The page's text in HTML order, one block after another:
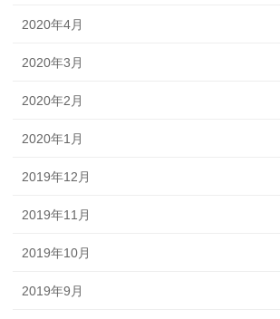
2020年4月
2020年3月
2020年2月
2020年1月
2019年12月
2019年11月
2019年10月
2019年9月